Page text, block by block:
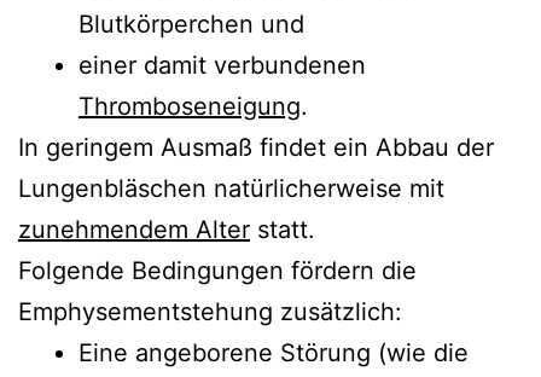
Blutkörperchen und
einer damit verbundenen
Thromboseneigung.
In geringem Ausmaß findet ein Abbau der
Lungenbläschen natürlicherweise mit
zunehmendem Alter statt.
Folgende Bedingungen fördern die
Emphysementstehung zusätzlich:
Eine angeborene Störung (wie die